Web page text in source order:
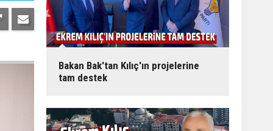
Bakan Bak'tan Kılıç'ın projelerine
tam destek